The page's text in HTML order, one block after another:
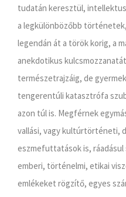
tudatán keresztül,
a legkülönbözőbb
legendán át a török korig, a
anekdotikus
természetrajzáig, de
tengerentúli katasztrófa
azon túl is. Megférnek
vallási, vagy kultúrtörténeti,
eszmefuttatások is,
emberi, történelmi, etikai
emlékeket rögzítő, egyes